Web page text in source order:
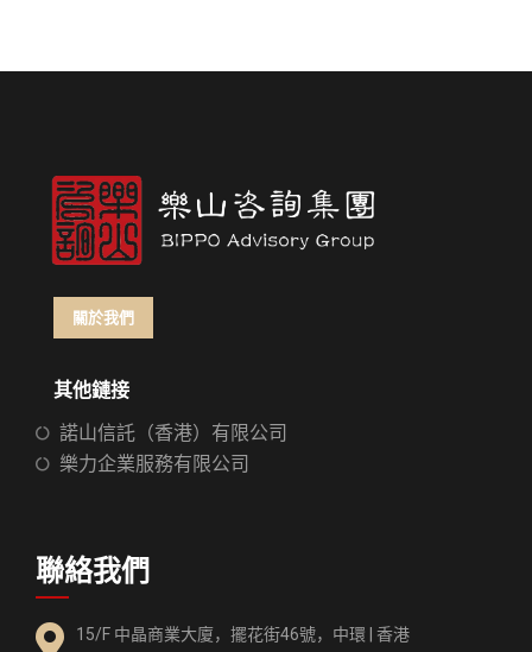
關於我們
其他鏈接
諾山信託（香港）有限公司
樂力企業服務有限公司
聯絡我們
15/F 中晶商業大廈，擺花街46號，中環 | 香港